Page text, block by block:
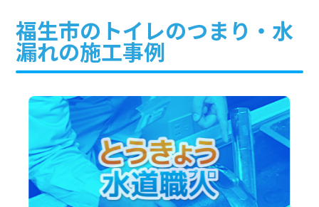
福生市のトイレのつまり・水
漏れの施工事例